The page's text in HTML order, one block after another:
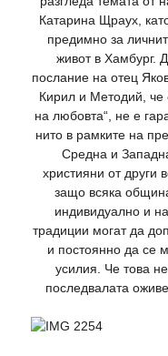
Катарина Щраух,
предимно за
живот в Хамбург.
послание на отец
Кирил и Методий, че
на любовта“, не е
нито в рамките на
Средна и
християни от други
защо всяка
индивидуално и
традиции могат да
и постоянно да се
усилия. Че това
последвалата